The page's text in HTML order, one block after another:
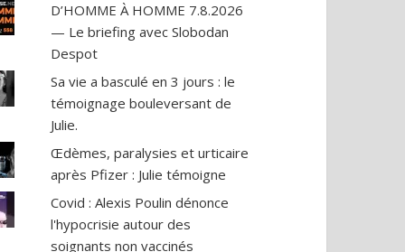
D’HOMME À HOMME 7.8.2026
— Le briefing avec Slobodan
Despot
Sa vie a basculé en 3 jours : le
témoignage bouleversant de
Julie.
Œdèmes, paralysies et urticaire
après Pfizer : Julie témoigne
Covid : Alexis Poulin dénonce
l'hypocrisie autour des
soignants non vaccinés